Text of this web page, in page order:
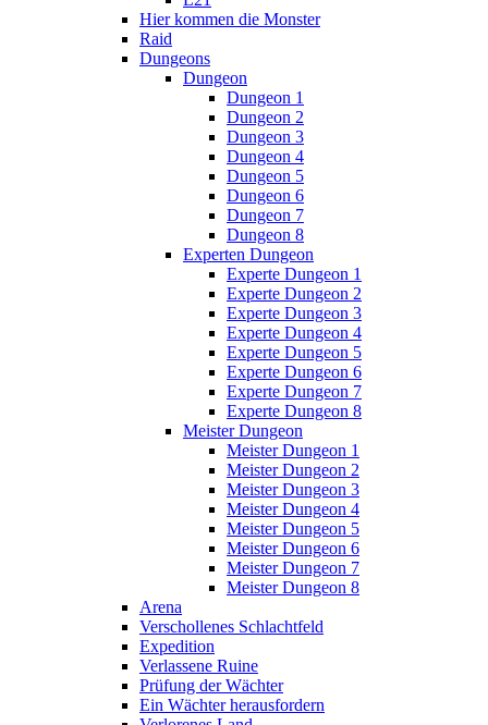
Hier kommen die Monster
Raid
Dungeons
Dungeon
Dungeon 1
Dungeon 2
Dungeon 3
Dungeon 4
Dungeon 5
Dungeon 6
Dungeon 7
Dungeon 8
Experten Dungeon
Experte Dungeon 1
Experte Dungeon 2
Experte Dungeon 3
Experte Dungeon 4
Experte Dungeon 5
Experte Dungeon 6
Experte Dungeon 7
Experte Dungeon 8
Meister Dungeon
Meister Dungeon 1
Meister Dungeon 2
Meister Dungeon 3
Meister Dungeon 4
Meister Dungeon 5
Meister Dungeon 6
Meister Dungeon 7
Meister Dungeon 8
Arena
Verschollenes Schlachtfeld
Expedition
Verlassene Ruine
Prüfung der Wächter
Ein Wächter herausfordern